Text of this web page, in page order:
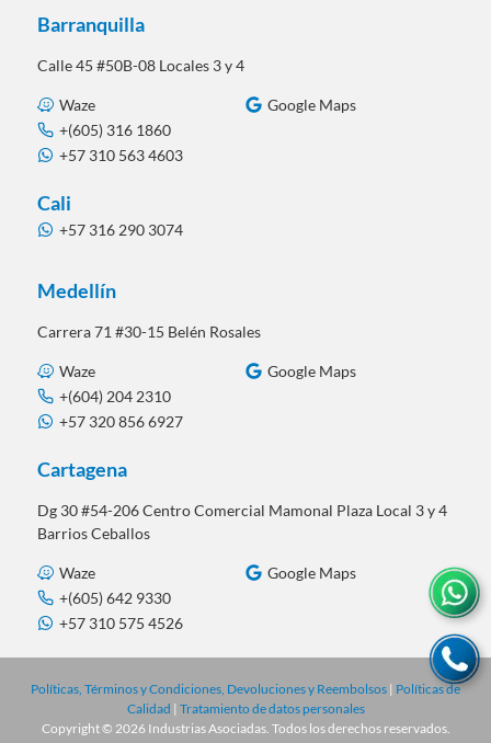
Barranquilla
Calle 45 #50B-08 Locales 3 y 4
Waze
Google Maps
+(605) 316 1860
+57 310 563 4603
Cali
+57 316 290 3074
Medellín
Carrera 71 #30-15 Belén Rosales
Waze
Google Maps
+(604) 204 2310
+57 320 856 6927
Cartagena
Dg 30 #54-206 Centro Comercial Mamonal Plaza Local 3 y 4
Barrios Ceballos
Waze
Google Maps
+(605) 642 9330
+57 310 575 4526
Políticas, Términos y Condiciones, Devoluciones y Reembolsos | Políticas de
Calidad | Tratamiento de datos personales
Copyright © 2026 Industrias Asociadas. Todos los derechos reservados.